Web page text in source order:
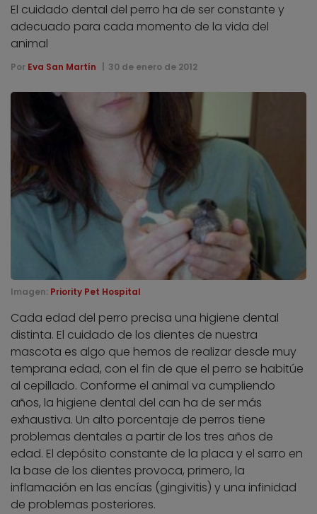
El cuidado dental del perro ha de ser constante y
adecuado para cada momento de la vida del
animal
Por Eva San Martín 30 de enero de 2012
Imagen: Priority Pet Hospital
Cada edad del perro precisa una higiene dental
distinta. El cuidado de los dientes de nuestra
mascota es algo que hemos de realizar desde muy
temprana edad, con el fin de que el perro se habitúe
al cepillado. Conforme el animal va cumpliendo
años, la higiene dental del can ha de ser más
exhaustiva. Un alto porcentaje de perros tiene
problemas dentales a partir de los tres años de
edad. El depósito constante de la placa y el sarro en
la base de los dientes provoca, primero, la
inflamación en las encías (gingivitis) y una infinidad
de problemas posteriores.